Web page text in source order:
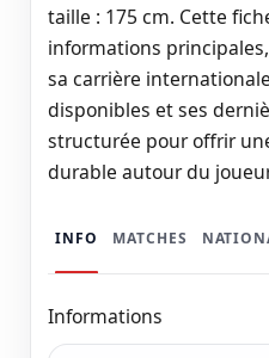
taille : 175 cm. Cette
informations
sa carrière
disponibles et ses
structurée pour offrir
durable autour du
INFO MATCHES
Informations